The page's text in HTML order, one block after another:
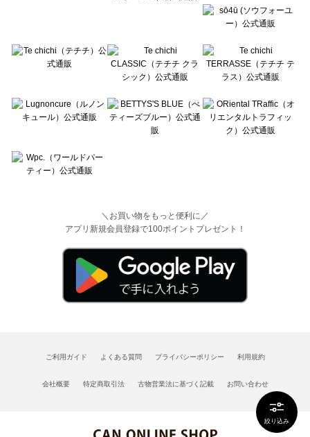
絞り込み
＼お買い物をもっと便利に／
アプリ新規会員登録で100ポイントプレゼント！
ご利用ガイド よくある質問 プライバシーポリシー 利用規約
会社概要 特定商取引法 古物営業法に基づく記載 お問い合わせ